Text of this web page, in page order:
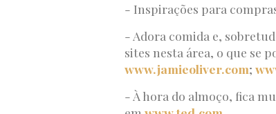
- Inspirações para
- Adora comida e,
sites nesta área, o que se
www.jamieoliver.com;
- À hora do almoço, fica